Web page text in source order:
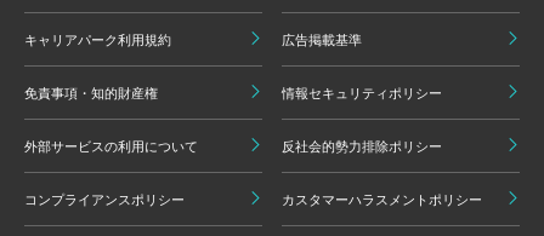
キャリアパーク利用規約 広告掲載基準
免責事項・知的財産権 情報セキュリティポリシー
外部サービスの利用について 反社会的勢力排除ポリシー
コンプライアンスポリシー カスタマーハラスメントポリシー